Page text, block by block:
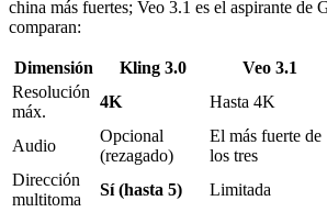
china más fuertes; Veo 3.1 es el aspirante de
comparan:
Dimensión Kling 3.0 Veo 3.1
Resolución
máx.
4K Hasta 4K
Audio
Opcional
(rezagado)
El más fuerte de
los tres
Dirección
multitoma
Sí (hasta 5) Limitada